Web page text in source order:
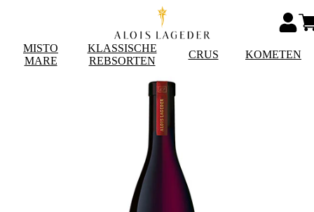
MISTO
MARE
KLASSISCHE
REBSORTEN
CRUS KOMETEN